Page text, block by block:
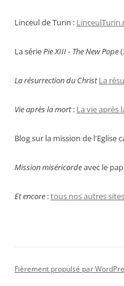
Linceul de Turin :
La sériePie XIII - The New Pope
La résurrection du Christ La
Vie après la mort: La vie après
Blog sur la mission de l'Eglise
Mission miséricordeavec le
Et encore :tous nos autres sites
Fièrement propulsé par